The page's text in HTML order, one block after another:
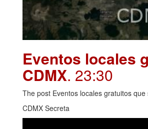
Eventos locales
CDMX. 23:30
The post Eventos locales gratuitos
CDMX Secreta